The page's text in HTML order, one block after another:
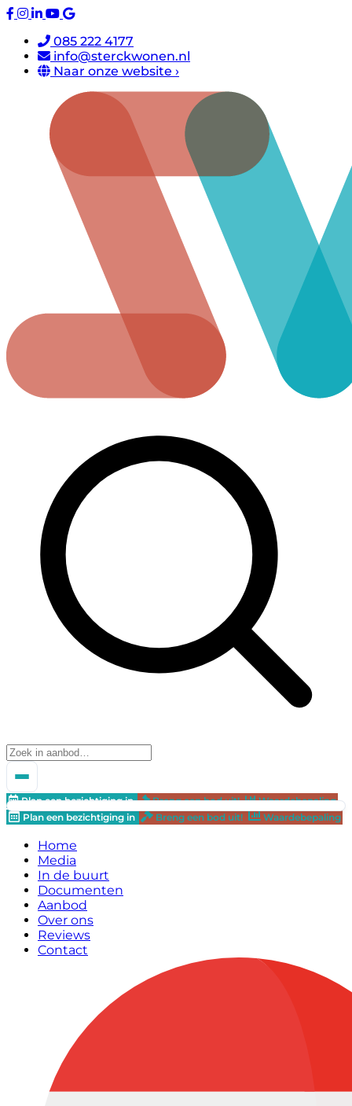
085 222 4177
info@sterckwonen.nl
Naar onze website ›
Plan een bezichtiging in Breng een bod uit!
Waardebepaling
Plan een bezichtiging in
Breng een bod uit! Waardebepaling
Home
Media
In de buurt
Documenten
Aanbod
Over ons
Reviews
Contact